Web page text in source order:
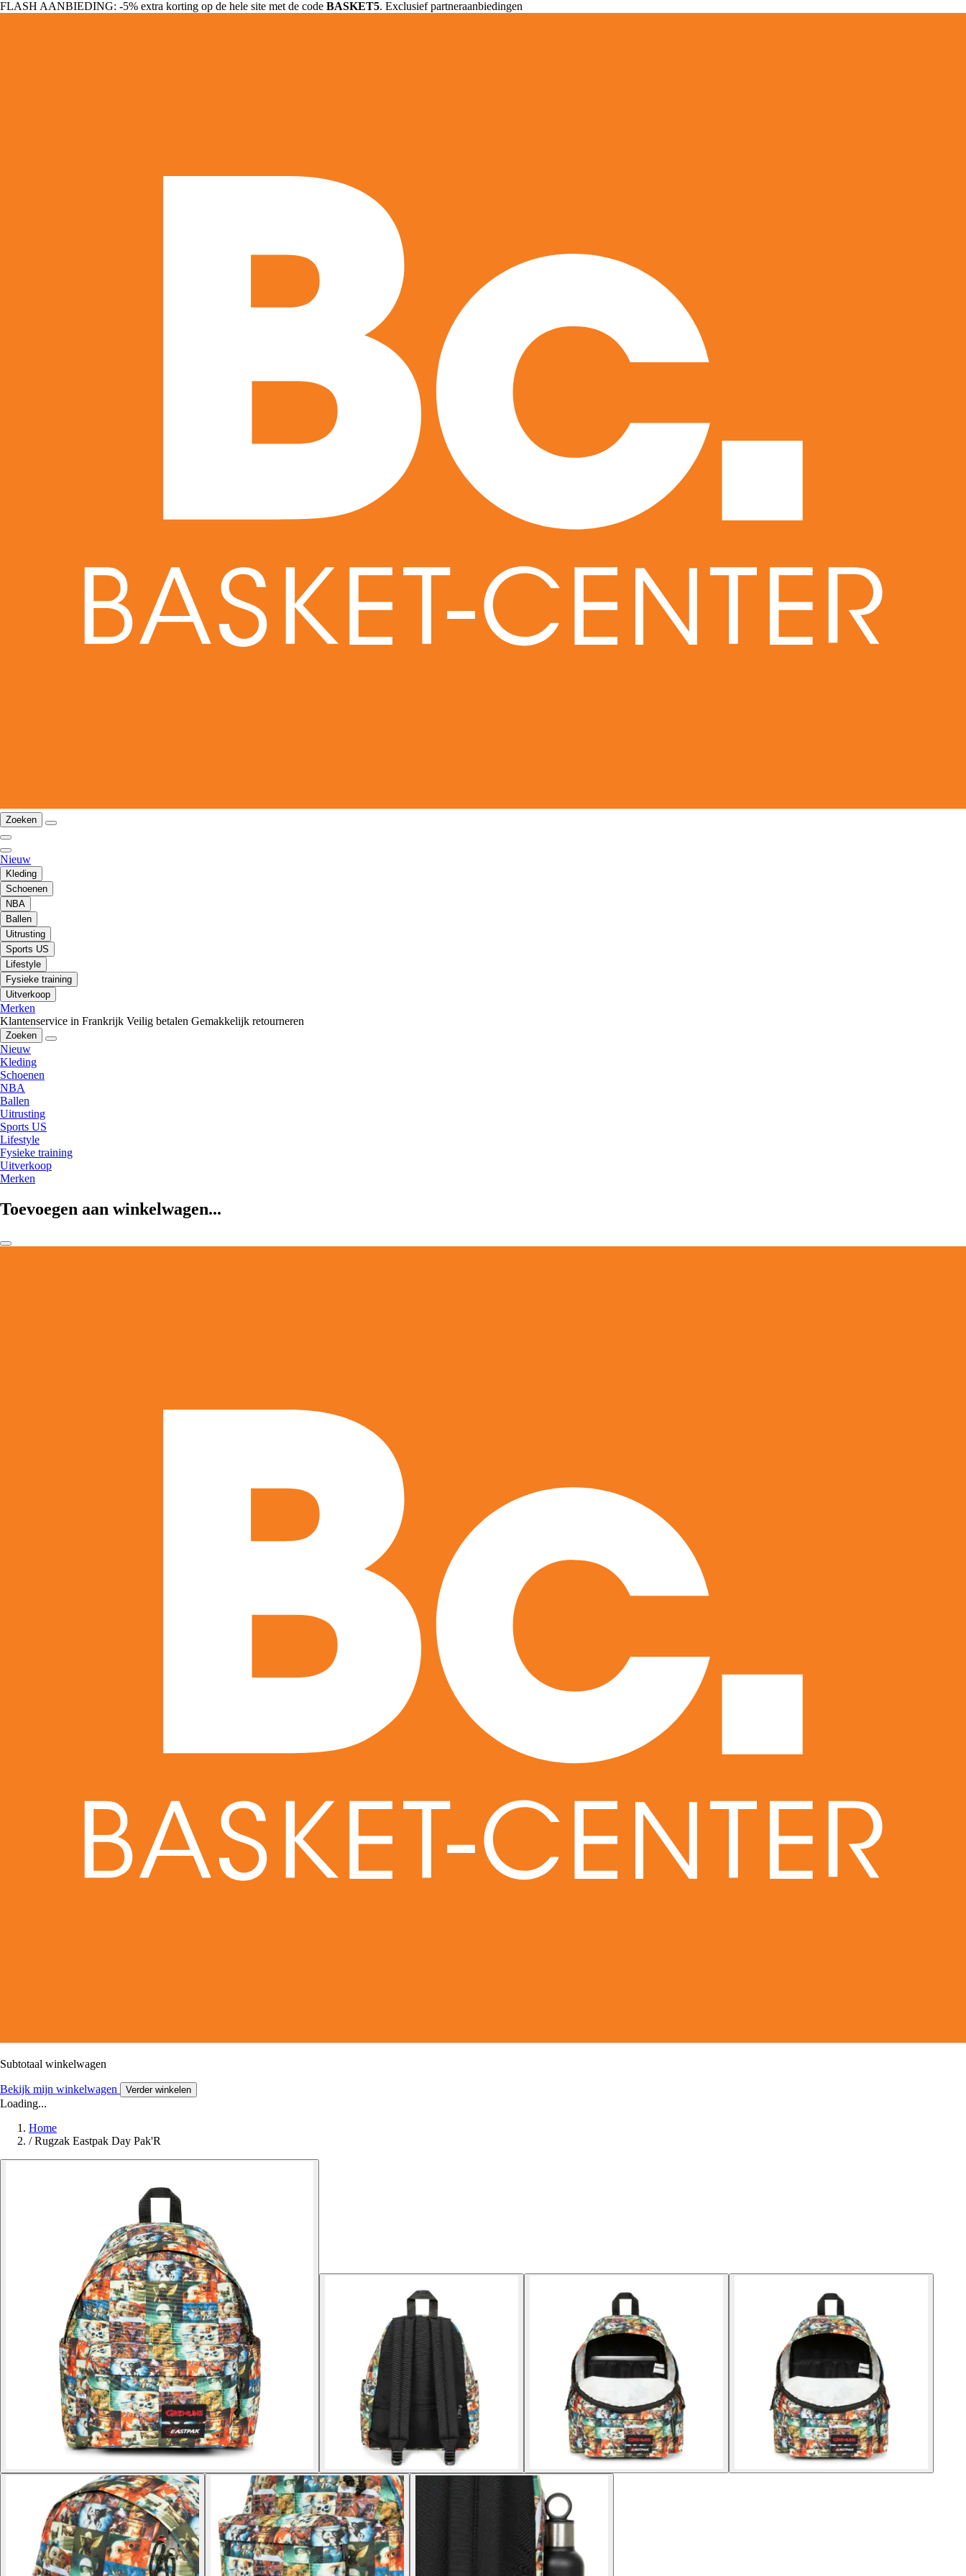
FLASH AANBIEDING: -5% extra korting op de hele site met de code BASKET5. Exclusief partneraanbiedingen
Zoeken
Nieuw
Kleding
Schoenen
NBA
Ballen
Uitrusting
Sports US
Lifestyle
Fysieke training
Uitverkoop
Merken
Klantenservice in Frankrijk Veilig betalen Gemakkelijk retourneren
Zoeken
Nieuw
Kleding
Schoenen
NBA
Ballen
Uitrusting
Sports US
Lifestyle
Fysieke training
Uitverkoop
Merken
Toevoegen aan winkelwagen...
Subtotaal winkelwagen
Bekijk mijn winkelwagen Verder winkelen
Loading...
Home
/ Rugzak Eastpak Day Pak'R